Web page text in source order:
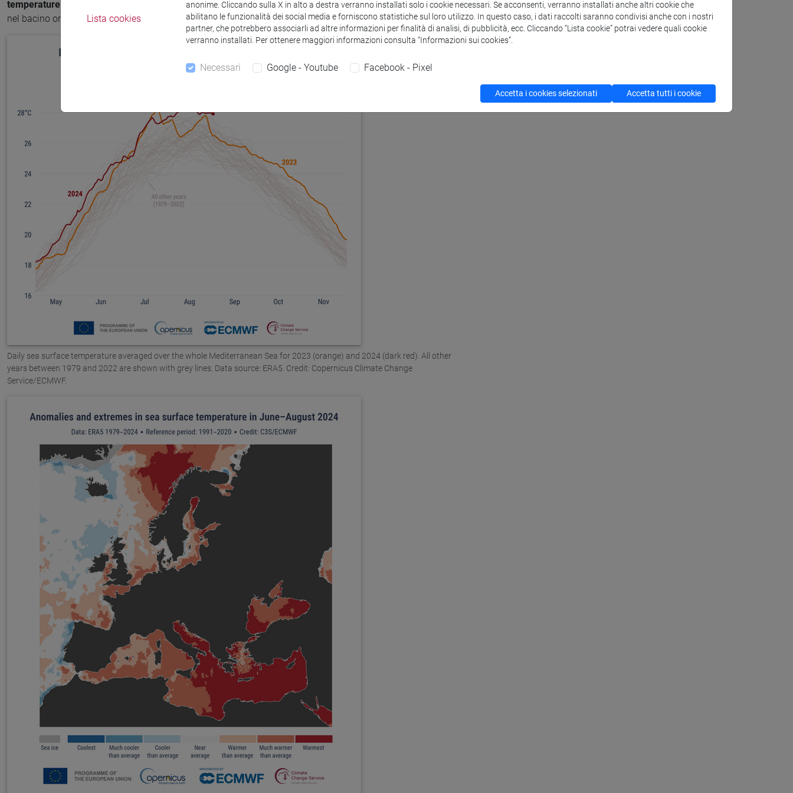
temperature superficiali del Mar Mediterraneo, con caratteristiche eccezionali nell’estate 2024 soprattutto
nel bacino orientale, che si inseriscono in un contesto diinequivocabile riscaldamento pluridecennale .
Daily sea surface temperature averaged over the whole Mediterranean Sea for 2023 (orange) and 2024 (dark red). All other
years between 1979 and 2022 are shown with grey lines. Data source: ERA5. Credit: Copernicus Climate Change
Service/ECMWF.
Lista cookies
anonime. Cliccando sulla X in alto a destra verranno installati solo i cookie necessari. Se acconsenti, verranno installati anche altri cookie che
abilitano le funzionalità dei social media e forniscono statistiche sul loro utilizzo. In questo caso, i dati raccolti saranno condivisi anche con i nostri
partner, che potrebbero associarli ad altre informazioni per finalità di analisi, di pubblicità, ecc. Cliccando “Lista cookie” potrai vedere quali cookie
verranno installati. Per ottenere maggiori informazioni consulta “Informazioni sui cookies”.
Necessari Google - Youtube Facebook - Pixel
Accetta i cookies selezionati Accetta tutti i cookie